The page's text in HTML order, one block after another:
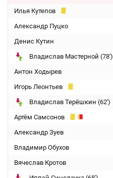
Илья Кутепов
Александр Пуцко
Денис Кутин
Владислав Мастерной (78')
Антон Ходырев
Игорь Леонтьев
Владислав Терёшкин (62')
Артём Самсонов
Александр Зуев
Владимир Обухов
Вячеслав Кротов